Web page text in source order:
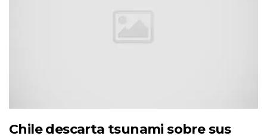
Chile descarta tsunami sobre sus